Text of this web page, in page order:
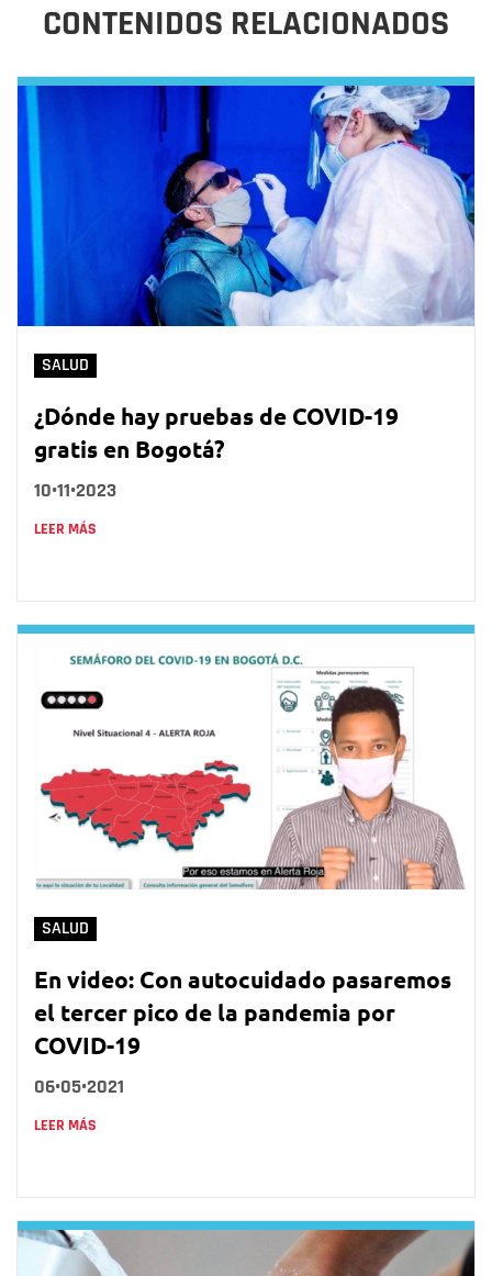
CONTENIDOS RELACIONADOS
SALUD
¿Dónde hay pruebas de COVID-19
gratis en Bogotá?
10•11•2023
LEER MÁS
SALUD
En video: Con autocuidado pasaremos
el tercer pico de la pandemia por
COVID-19
06•05•2021
LEER MÁS